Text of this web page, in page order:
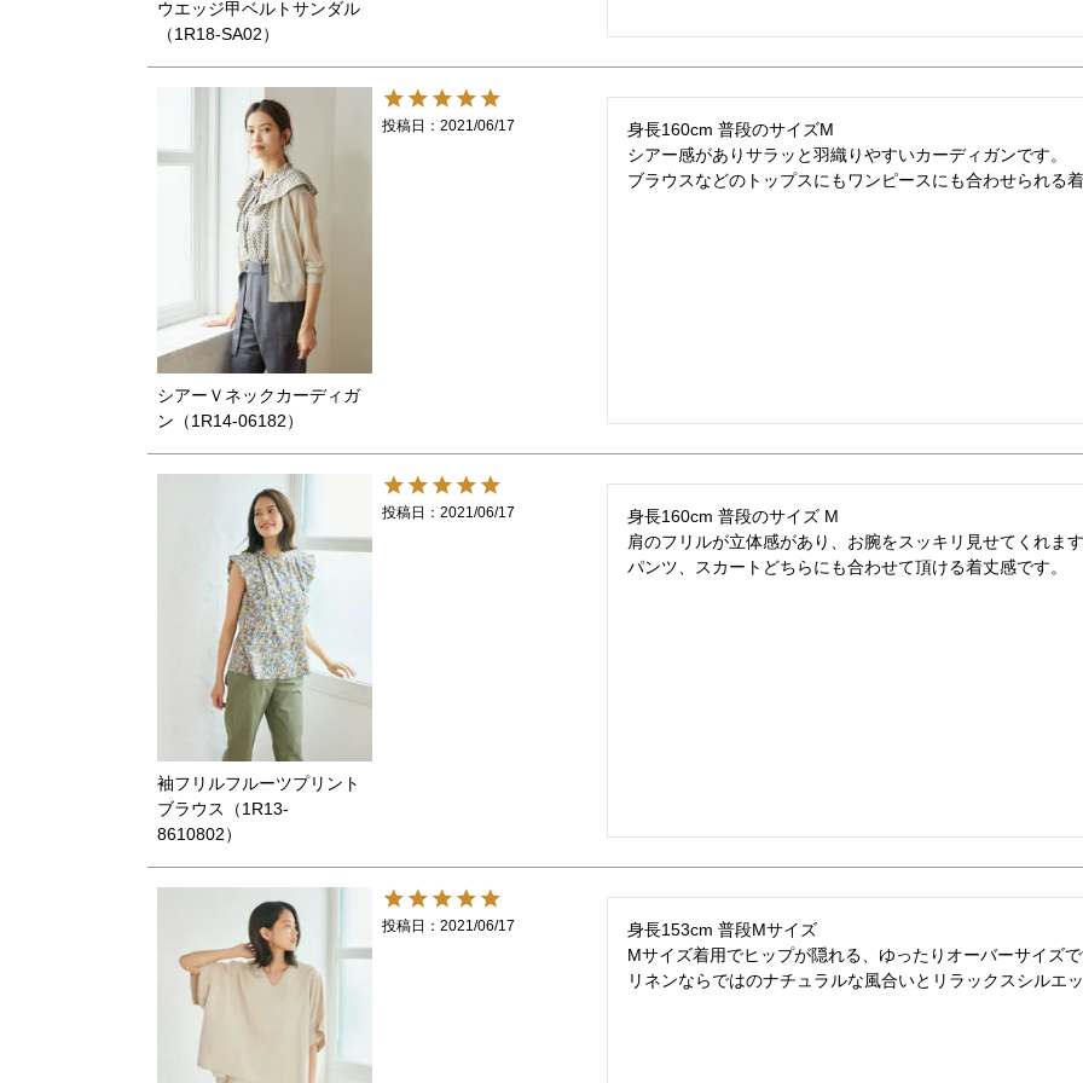
ウエッジ甲ベルトサンダル
（1R18-SA02）
シアーＶネックカーディガ
ン（1R14-06182）
投稿日 2021/06/17
身長160cm 普段のサイズM
シアー感がありサラッと羽織りやすいカーディガンです。
ブラウスなどのトップスにもワンピースにも合わせられる着
袖フリルフルーツプリント
ブラウス（1R13-
8610802）
投稿日 2021/06/17
身長160cm 普段のサイズ M
肩のフリルが立体感があり、お腕をスッキリ見せてくれます
パンツ、スカートどちらにも合わせて頂ける着丈感です。
投稿日 2021/06/17
身長153cm 普段Mサイズ
Mサイズ着用でヒップが隠れる、ゆったりオーバーサイズで
リネンならではのナチュラルな風合いとリラックスシルエ